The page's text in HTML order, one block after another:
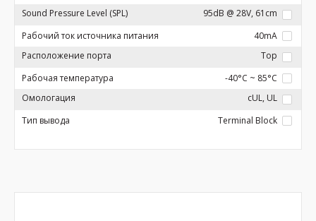
Sound Pressure Level (SPL)
95dB @ 28V, 61cm
Рабочий ток источника питания
40mA
Расположение порта
Top
Рабочая температура
-40°C ~ 85°C
Омологация
cUL, UL
Тип вывода
Terminal Block